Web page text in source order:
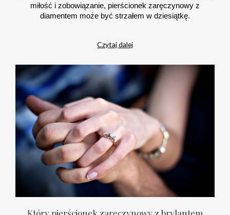
miłość i zobowiązanie, pierścionek zaręczynowy z
diamentem może być strzałem w dziesiątkę.
Czytaj dalej